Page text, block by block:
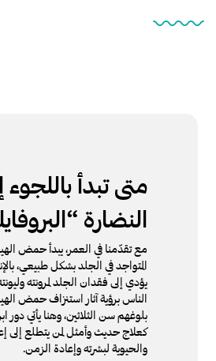
متى تبدأ باللجوء
النضارة
مع تقدّمنا في العمر، يبدأ حمض
المتواجد في الجلد بشكل طبيعي،
يؤدي إلى فقدان الجلد لمرونته
الناس برؤية آثار استنزاف حمض
بلوغهم سن الثلاثين، وهنا يأتي دور
كعلاج حديث وأمثل لمن يتطلع إلى
والحيوية لبشرته وإعادة الزمن.